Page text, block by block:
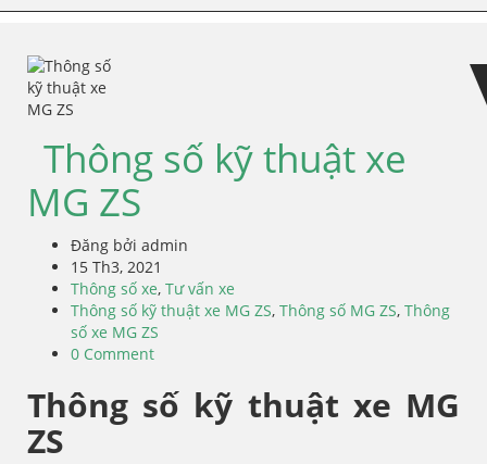
navigation
content
Thông số kỹ thuật xe
MG ZS
Đăng bởi admin
15 Th3, 2021
Thông số xe, Tư vấn xe
Thông số kỹ thuật xe MG ZS, Thông số MG ZS, Thông
số xe MG ZS
0 Comment
Thông số kỹ thuật xe MG
ZS